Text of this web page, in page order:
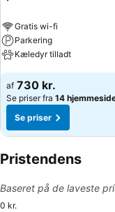
Gratis wi-fi
Parkering
Kæledyr tilladt
Se priser
af 730 kr.
Se priser fra 14
Se priser
Pristendens
Baseret på de laveste
0 kr.